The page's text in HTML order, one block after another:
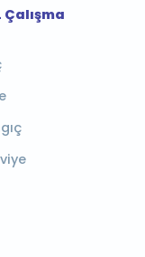
Çalışma